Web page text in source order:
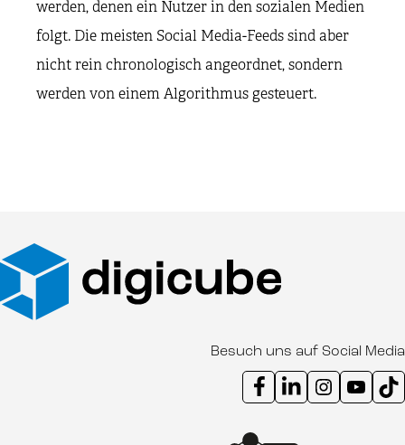
werden, denen ein Nutzer in den sozialen Medien
folgt. Die meisten Social Media-Feeds sind aber
nicht rein chronologisch angeordnet, sondern
werden von einem Algorithmus gesteuert.
Besuch uns auf Social Media
Instagram Kanal digicube
Youtube Kanal